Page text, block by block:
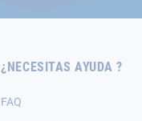
de
¿NECESITAS AYUDA ?
FAQ